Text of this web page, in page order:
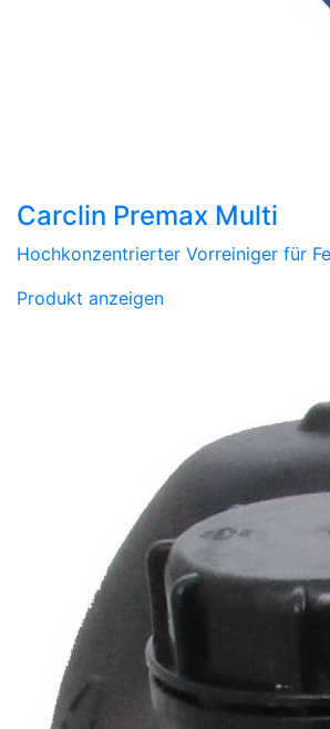
Carclin Premax Multi
Hochkonzentrierter Vorreiniger für
Produkt anzeigen